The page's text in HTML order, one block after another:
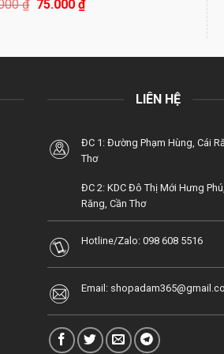
₫ Giá
110.000 ₫.
75.000₫Giá
là:
LIÊN HỆ
ĐC 1: Đường Phạm Hùng, Cái
Thơ
ĐC 2: KDC Đô Thị Mới Hưng
Răng, Cần Thơ
Hotline/Zalo: 098 608 5516
Email: